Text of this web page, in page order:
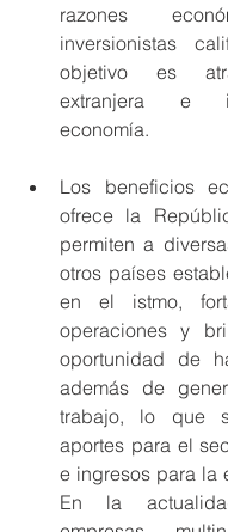
razones
inversionistas
objetivo es
extranjera e
economía.
Los beneficios
ofrece la
permiten a
otros países
en el istmo,
operaciones y
oportunidad de
además de
trabajo, lo que
aportes para el
e ingresos para la
En la